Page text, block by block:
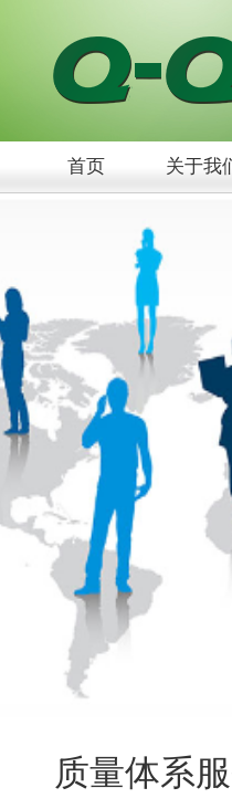
首页 关于我
质量体系